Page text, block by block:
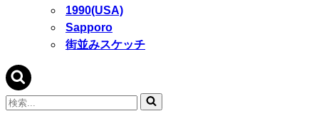
1990(USA)
Sapporo
街並みスケッチ
検
索...